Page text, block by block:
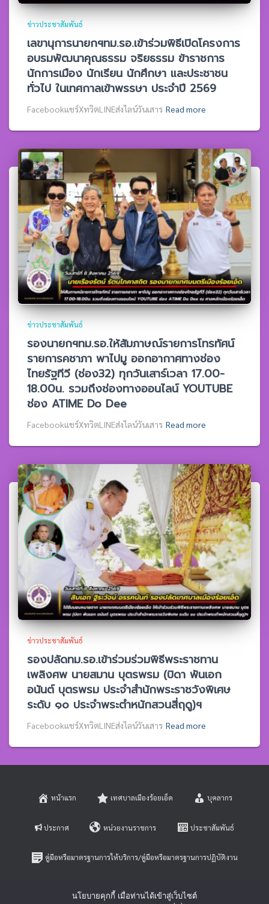
ข่าวประชาสัมพันธ์
เลขานุการนายกฯทม.รอ.เข้าร่วมพิธีเปิดโครงการ
อบรมพัฒนาคุณธรรม จริยธรรม ข้าราชการ
นักการเมือง นักเรียน นักศึกษา และประชาชน
ทั่วไป ในเทศกาลเข้าพรรษา ประจำปี 2569
Facebookแชร์XทวิตLINEส่งไลน์วันเสาร Read more
ข่าวประชาสัมพันธ์
รองนายกฯทม.รอ.ให้สัมภาษณ์รายการโทรทัศน์
รายการคชาภา พาไปมู ออกอากาศทางช่อง
ไทยรัฐทีวี (ช่อง32) ทุกวันเสาร์เวลา 17.00-
18.00น. รวมถึงช่องทางออนไลน์ YOUTUBE
ช่อง ATIME Do Dee
Facebookแชร์XทวิตLINEส่งไลน์วันเสาร Read more
ข่าวประชาสัมพันธ์
รองปลัดทม.รอ.เข้าร่วมร่วมพิธีพระราชทาน
เพลิงศพ นายสมาน บุตรพรม (บิดา พันเอก
อนันต์ บุตรพรม ประจำสำนักพระราชวังพิเศษ
ระดับ ๑๐ ประจำพระตำหนักสวนสี่ฤดู)ฯ
Facebookแชร์XทวิตLINEส่งไลน์วันเสาร Read more
หน้าแรก เทศบาลเมืองร้อยเอ็ด บุคลากร
ประกาศ หน่วยงานราชการ ประชาสัมพันธ์
คู่มือหรือมาตรฐานการให้บริการ/คู่มือหรือมาตรฐานการปฏิบัติงาน
นโยบายคุกกี้ เมื่อท่านได้เข้าสู่เว็บไซต์